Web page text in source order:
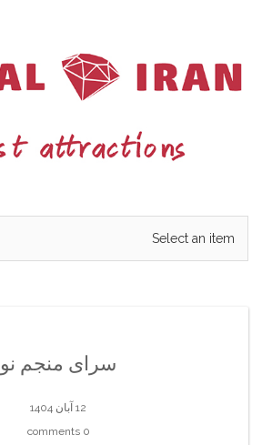
سرای منجم نو
12 آبان 1404
0 comments